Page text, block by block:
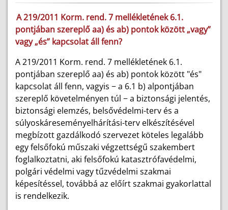
A 219/2011 Korm. rend. 7 mellékletének 6.1.
pontjában szereplő aa) és ab) pontok között „vagy”
vagy „és” kapcsolat áll fenn?
A 219/2011 Korm. rend. 7 mellékletének 6.1.
pontjában szereplő aa) és ab) pontok között "és"
kapcsolat áll fenn, vagyis − a 6.1 b) alpontjában
szereplő követelményen túl − a biztonsági jelentés,
biztonsági elemzés, belsővédelmi-terv és a
súlyoskáreseményelhárítási-terv elkészítésével
megbízott gazdálkodó szervezet köteles legalább
egy felsőfokú műszaki végzettségű szakembert
foglalkoztatni, aki felsőfokú katasztrófavédelmi,
polgári védelmi vagy tűzvédelmi szakmai
képesítéssel, továbbá az előírt szakmai gyakorlattal
is rendelkezik.